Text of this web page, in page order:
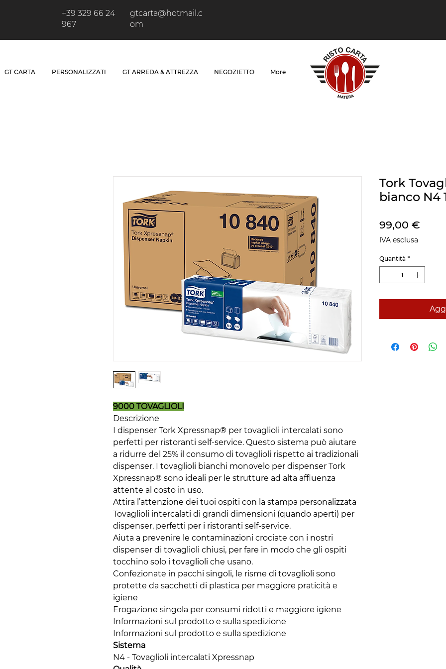
+39 329 66 24
967
gtcarta@hotmail.c
om
GT CARTA PERSONALIZZATI GT ARREDA & ATTREZZA NEGOZIETTO More
9000 TOVAGLIOLI
Descrizione
I dispenser Tork Xpressnap® per tovaglioli intercalati sono
perfetti per ristoranti self-service. Questo sistema può aiutare
a ridurre del 25% il consumo di tovaglioli rispetto ai tradizionali
dispenser. I tovaglioli bianchi monovelo per dispenser Tork
Xpressnap® sono ideali per le strutture ad alta affluenza
attente al costo in uso.
Attira l’attenzione dei tuoi ospiti con la stampa personalizzata
Tovaglioli intercalati di grandi dimensioni (quando aperti) per
dispenser, perfetti per i ristoranti self-service.
Aiuta a prevenire le contaminazioni crociate con i nostri
dispenser di tovaglioli chiusi, per fare in modo che gli ospiti
tocchino solo i tovaglioli che usano.
Confezionate in pacchi singoli, le risme di tovaglioli sono
protette da sacchetti di plastica per maggiore praticità e
igiene
Erogazione singola per consumi ridotti e maggiore igiene
Informazioni sul prodotto e sulla spedizione
Informazioni sul prodotto e sulla spedizione
Sistema
N4 - Tovaglioli intercalati Xpressnap
Tork
bianco N4
99,00 €
IVA esclusa
Quantità *